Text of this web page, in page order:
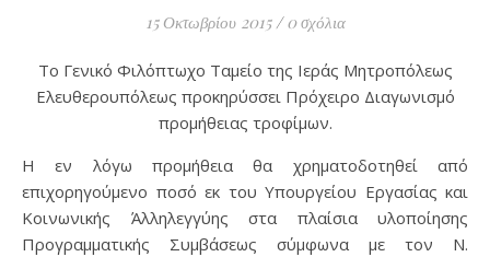
15 Οκτωβρίου 2015 / 0 σχόλια
Το Γενικό Φιλόπτωχο Ταμείο της Ιεράς Μητροπόλεως
Ελευθερουπόλεως προκηρύσσει Πρόχειρο Διαγωνισμό
προμήθειας τροφίμων.
Η εν λόγω προμήθεια θα χρηματοδοτηθεί από
επιχορηγούμενο ποσό εκ του Υπουργείου Εργασίας και
Κοινωνικής Άλληλεγγύης στα πλαίσια υλοποίησης
Προγραμματικής Συμβάσεως σύμφωνα με τον Ν.